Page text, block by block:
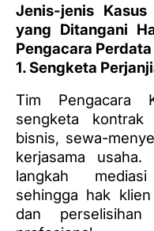
Jenis-jenis
yang Ditangani
Pengacara
1. Sengketa
Tim Pengacara
sengketa kontrak
bisnis, sewa-
kerjasama usaha.
langkah
sehingga hak
dan